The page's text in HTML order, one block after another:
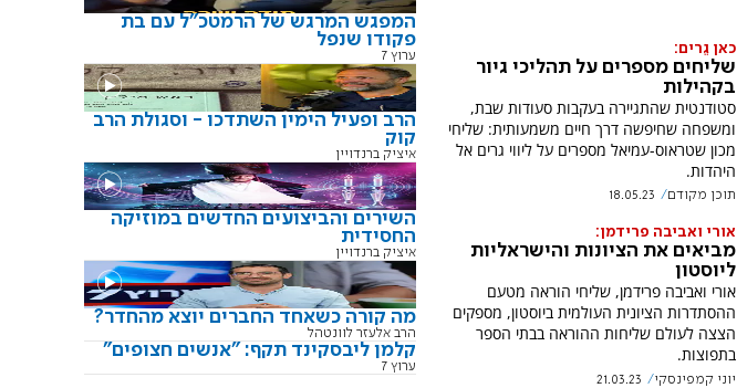
כאן גֵרים:
שליחים מספרים על תהליכי גיור
בקהילות
סטודנטית שהתגיירה בעקבות סעודות שבת,
ומשפחה שחיפשה דרך חיים משמעותית: שליחי
מכון שטראוס-עמיאל מספרים על ליווי גרים אל
היהדות.
תוכן מקודם 18.05.23
אורי ואביבה פרידמן:
מביאים את הציונות והישראליות
ליוסטון
אורי ואביבה פרידמן, שליחי הוראה מטעם
ההסתדרות הציונית העולמית ביוסטון, מספקים
הצצה לעולם שליחות ההוראה בבתי הספר
בתפוצות.
יוני קמפינסקי 21.03.23
המפגש המרגש של הרמטכ"ל עם בת
פקודו שנפל
ערוץ 7
הרב ופעיל הימין השתדכו - וסגולת הרב
קוק
איציק ברנדויין
השירים והביצועים החדשים במוזיקה
החסידית
איציק ברנדויין
מה קורה כשאחד החברים יוצא מהחדר?
הרב אלעזר לוונטהל
קלמן ליבסקינד תקף: "אנשים חצופים"
ערוץ 7